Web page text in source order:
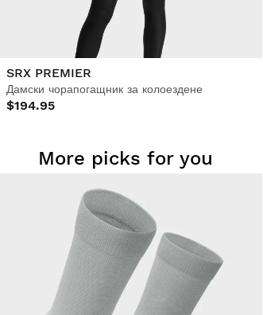
SRX PREMIER
Дамски чорапогащник за колоездене
$194.95
More picks for you